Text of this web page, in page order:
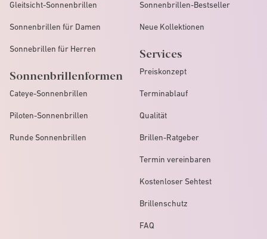
Gleitsicht-Sonnenbrillen
Sonnenbrillen für Damen
Sonnebrillen für Herren
Sonnenbrillenformen
Cateye-Sonnenbrillen
Piloten-Sonnenbrillen
Runde Sonnenbrillen
Sonnenbrillen-Bestseller
Neue Kollektionen
Services
Preiskonzept
Terminablauf
Qualität
Brillen-Ratgeber
Termin vereinbaren
Kostenloser Sehtest
Brillenschutz
FAQ